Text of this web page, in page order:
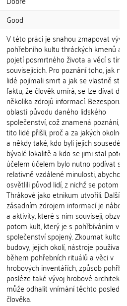
Good
V této práci je snahou zmapovat vývoj
pohřebního kultu thráckých kmenů a
pojetí posmrtného života a věcí s tím
souvisejících. Pro poznání toho, jak
lidé pojímali smrt a jak se vlastně
faktu, že člověk umírá, se lze dívat do
několika zdrojů informací. Bezesporu
oblasti původu daného lidského
společenství, což znamená poznání,
tito lidé přišli, proč a za jakých
a někdy také, kdo byli jejich sousedé v
bývalé lokalitě a kdo se jimi stal poté.
účelem účelem bylo nutno podívat
relativně vzdálené minulosti, abychom
osvětlili původ lidí, z nichž se potom
Thrákové jako etnikum utvořili. Dalším
zásadním zdrojem informací je
a aktivity, které s ním souvisejí,
potom kult, který je s pohřbíváním v
společenství spojený. Zkoumat
budovy, jejich okolí, nástroje používané
během pohřebních rituálů a věci v
hrobových inventářích, způsob
posléze také vývoj hrobové
může odhalit vnímání těchto
člověka.